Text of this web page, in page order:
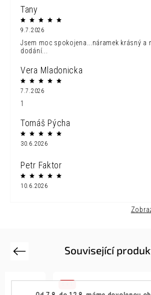
Tany
9.7.2026
Jsem moc spokojena...náramek krásný a
dodání...
Vera Mladonicka
7.7.2026
1
Tomáš Pýcha
30.6.2026
Petr Faktor
10.6.2026
Související
Previous